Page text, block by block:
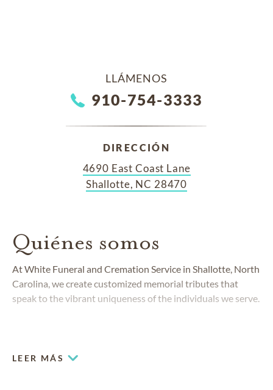
LLÁMENOS
910-754-3333
DIRECCIÓN
4690 East Coast Lane
Shallotte, NC 28470
Quiénes somos
At White Funeral and Cremation Service in Shallotte, North
Carolina, we create customized memorial tributes that
speak to the vibrant uniqueness of the individuals we serve.
LEER MÁS